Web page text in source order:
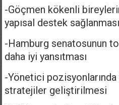
-Göçmen kökenli
yapısal destek sağlanması
-Hamburg senatosunun
daha iyi yansıtması
-Yönetici
stratejiler geliştirilmesi